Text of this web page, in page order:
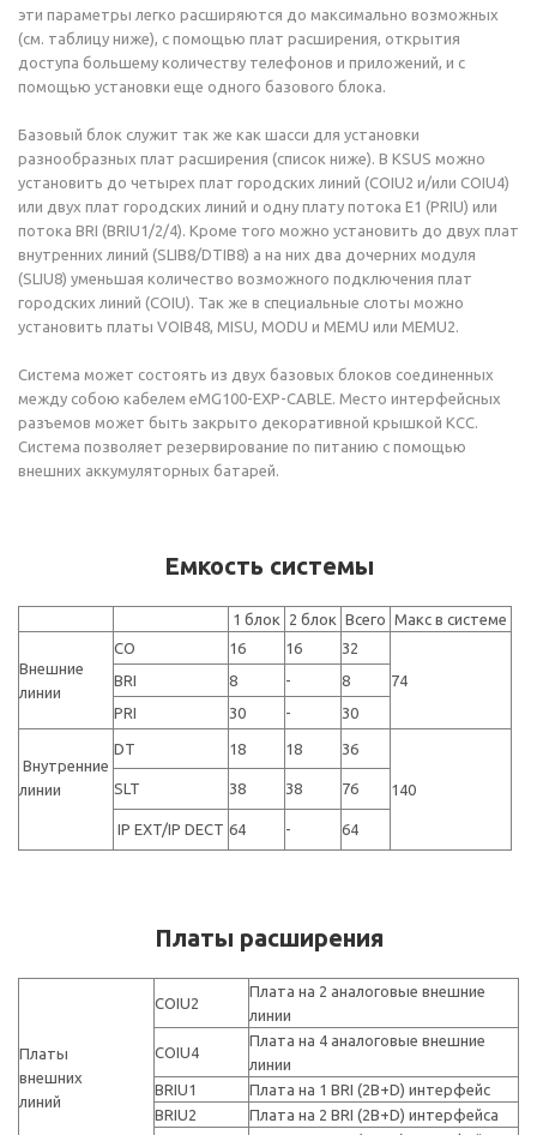
эти параметры легко расширяются до максимально возможных
(см. таблицу ниже), с помощью плат расширения, открытия
доступа большему количеству телефонов и приложений, и с
помощью установки еще одного базового блока.
Базовый блок служит так же как шасси для установки
разнообразных плат расширения (список ниже). В KSUS можно
установить до четырех плат городских линий (СОIU2 и/или COIU4)
или двух плат городских линий и одну плату потока E1 (PRIU) или
потока BRI (BRIU1/2/4). Кроме того можно установить до двух плат
внутренних линий (SLIB8/DTIB8) а на них два дочерних модуля
(SLIU8) уменьшая количество возможного подключения плат
городских линий (COIU). Так же в специальные слоты можно
установить платы VOIB48, MISU, MODU и MEMU или MEMU2.
Система может состоять из двух базовых блоков соединенных
между собою кабелем eMG100-EXP-CABLE. Место интерфейсных
разъемов может быть закрыто декоративной крышкой KCC.
Система позволяет резервирование по питанию с помощью
внешних аккумуляторных батарей.
Емкость системы
1 блок 2 блок Всего Макс в системе
Внешние
линии
СО 16 16
32
74
BRI 8 -
8
PRI
30 - 30
Внутренние
линии
DT 18 18 36
140
SLT 38 38 76
IP EXT/IP DECT 64 - 64
Платы расширения
Платы
внешних
линий
COIU2
Плата на 2 аналоговые внешние
линии
COIU4
Плата на 4 аналоговые внешние
линии
BRIU1
Плата на 1 BRI (2B+D) интерфейс
BRIU2
Плата на 2 BRI (2B+D) интерфейса